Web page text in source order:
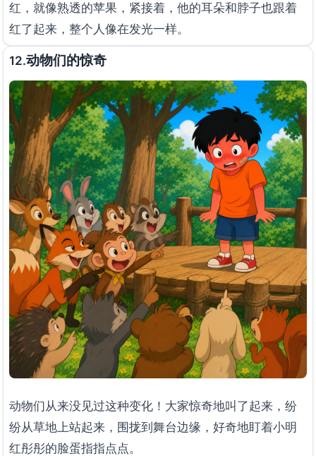
红，就像熟透的苹果，紧接着，他的耳朵和脖子也跟着
红了起来，整个人像在发光一样。
12.动物们的惊奇
动物们从来没见过这种变化！大家惊奇地叫了起来，纷
纷从草地上站起来，围拢到舞台边缘，好奇地盯着小明
红彤彤的脸蛋指指点点。